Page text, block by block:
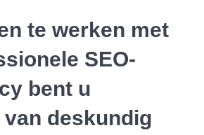
te werken met
SEO-
bent u
deskundig